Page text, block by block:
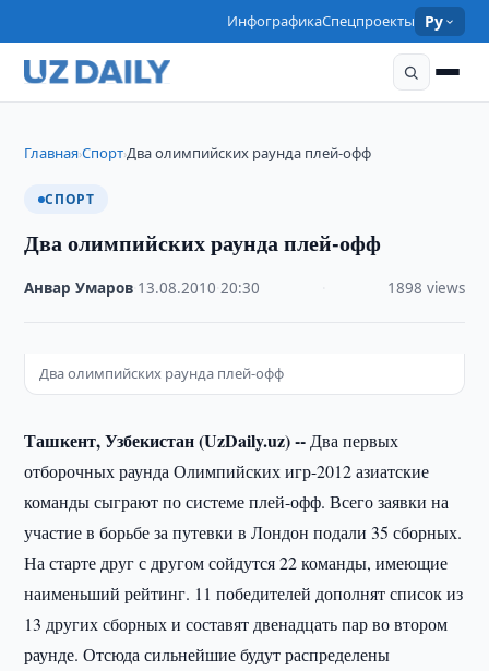
ИнфографикаСпецпроекты Ру
Главная›Спорт›Два олимпийских раунда плей-офф
СПОРТ
Два олимпийских раунда плей-офф
Анвар Умаров 13.08.2010 ·20:30 1898 views
Два олимпийских раунда плей-офф
Ташкент, Узбекистан (UzDaily.uz) -- Два первых
отборочных раунда Олимпийских игр-2012 азиатские
команды сыграют по системе плей-офф. Всего заявки на
участие в борьбе за путевки в Лондон подали 35 сборных.
На старте друг с другом сойдутся 22 команды, имеющие
наименьший рейтинг. 11 победителей дополнят список из
13 других сборных и составят двенадцать пар во втором
раунде. Отсюда сильнейшие будут распределены